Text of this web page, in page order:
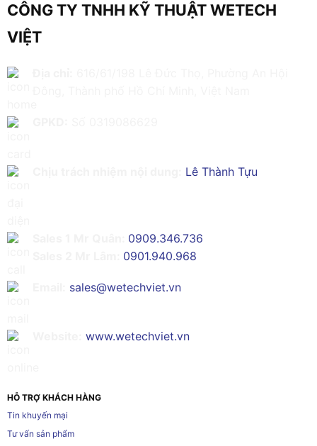
CÔNG TY TNHH KỸ THUẬT WETECH
VIỆT
Lê Thành Tựu
0909.346.736
0901.940.968
sales@wetechviet.vn
www.wetechviet.vn
HỖ TRỢ KHÁCH HÀNG
Tin khuyến mại
Tư vấn sản phẩm